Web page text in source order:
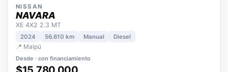
NISSAN
NAVARA
XE 4X2 2.3 MT
2024
📍 Maipú
Desde · con financiamiento